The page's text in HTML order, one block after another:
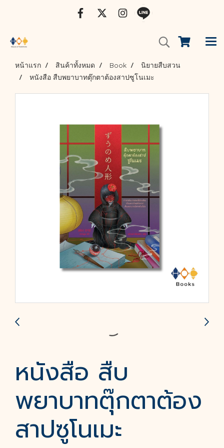
หน้าแรก สินค้าทั้งหมด Book
นิยายสืบสวน
หนังสือ สืบพยาบาทตุ๊กตาต้องสาปซูโนเมะ
หนังสือ สืบ
พยาบาทตุ๊กตาต้อง
สาปซูโนเมะ